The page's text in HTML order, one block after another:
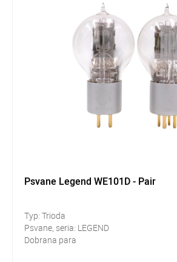
Psvane Legend WE101D - Pair
Typ: Trioda
Psvane, seria: LEGEND
Dobrana para